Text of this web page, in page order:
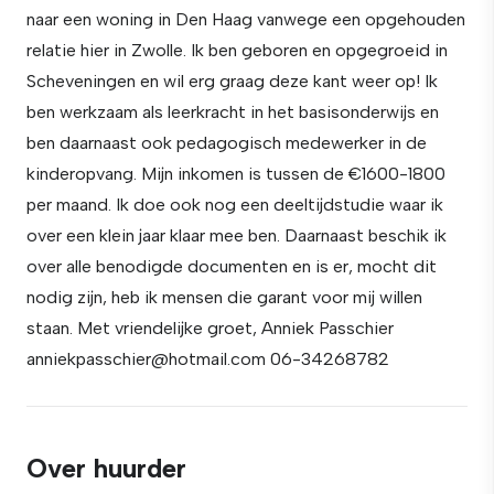
naar een woning in Den Haag vanwege een opgehouden
relatie hier in Zwolle. Ik ben geboren en opgegroeid in
Scheveningen en wil erg graag deze kant weer op! Ik
ben werkzaam als leerkracht in het basisonderwijs en
ben daarnaast ook pedagogisch medewerker in de
kinderopvang. Mijn inkomen is tussen de €1600-1800
per maand. Ik doe ook nog een deeltijdstudie waar ik
over een klein jaar klaar mee ben. Daarnaast beschik ik
over alle benodigde documenten en is er, mocht dit
nodig zijn, heb ik mensen die garant voor mij willen
staan. Met vriendelijke groet, Anniek Passchier
anniekpasschier@hotmail.com 06-34268782
Over huurder